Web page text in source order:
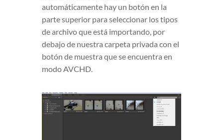
automáticamente hay un botón en la
parte superior para seleccionar los tipos
de archivo que está importando, por
debajo de nuestra carpeta privada con el
botón de muestra que se encuentra en
modo AVCHD.